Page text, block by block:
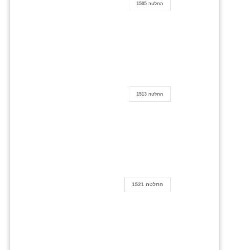
החלטה 1505
החלטה 1513
החלטה 1521